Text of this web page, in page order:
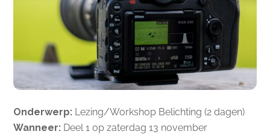
Onderwerp: Lezing/Workshop Belichting (2 dagen)
Wanneer: Deel 1 op zaterdag 13 november